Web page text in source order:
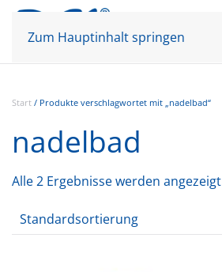
Zum Hauptinhalt springen
Start / Produkte verschlagwortet mit „nadelbad“
nadelbad
Alle 2 Ergebnisse werden angezeigt